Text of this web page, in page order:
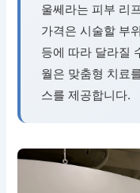
울쎄라는 피부 리
가격은 시술할 부
등에 따라 달라질
월은 맞춤형 치료
스를 제공합니다.